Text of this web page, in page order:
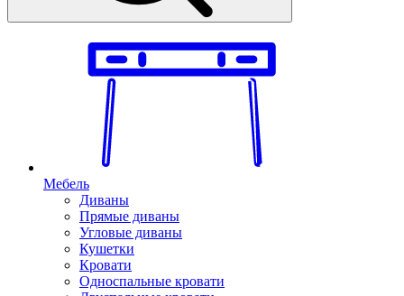
Мебель
Диваны
Прямые диваны
Угловые диваны
Кушетки
Кровати
Односпальные кровати